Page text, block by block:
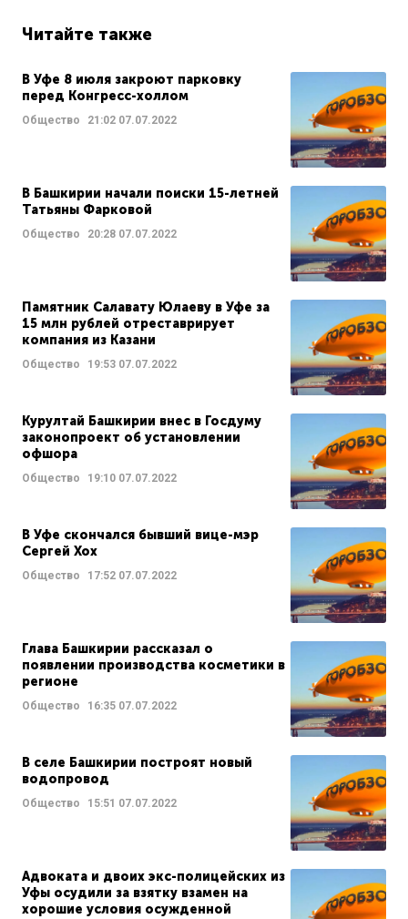
Читайте также
В Уфе 8 июля закроют парковку
перед Конгресс-холлом
Общество 21:02 07.07.2022
В Башкирии начали поиски 15-летней
Татьяны Фарковой
Общество 20:28 07.07.2022
Памятник Салавату Юлаеву в Уфе за
15 млн рублей отреставрирует
компания из Казани
Общество 19:53 07.07.2022
Курултай Башкирии внес в Госдуму
законопроект об установлении
офшора
Общество 19:10 07.07.2022
В Уфе скончался бывший вице-мэр
Сергей Хох
Общество 17:52 07.07.2022
Глава Башкирии рассказал о
появлении производства косметики в
регионе
Общество 16:35 07.07.2022
В селе Башкирии построят новый
водопровод
Общество 15:51 07.07.2022
Адвоката и двоих экс-полицейских из
Уфы осудили за взятку взамен на
хорошие условия осужденной